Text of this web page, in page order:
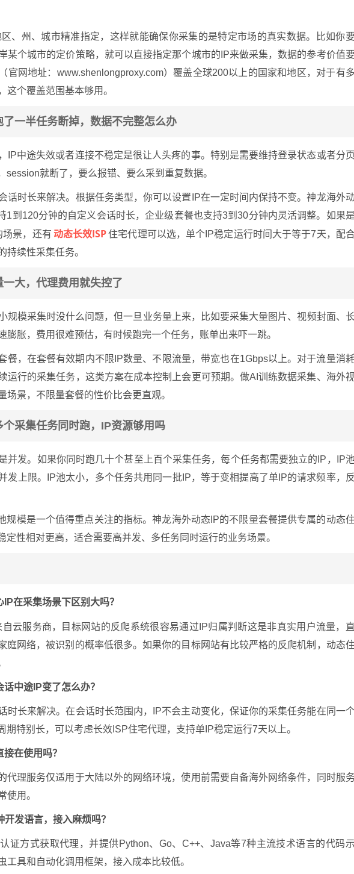
、州、城市精准指定，这样就能确保你采集的是特定市场的真实数据。比如你
某个城市的定价策略，就可以直接指定那个城市的IP来做采集，数据的参考价值
官网地址：www.shenlongproxy.com）覆盖全球200以上的国家和地区，对于有多
这个覆盖范围基本够用。
一半任务断掉，数据不完整怎么办
IP中途失效或者连接不稳定是很让人头疼的事。特别是需要维持登录状态或者分页
session就断了，要么报错、要么采到重复数据。
话时长来解决。根据任务类型，你可以设置IP在一定时间内保持不变。神龙海外动
1到120分钟的自定义会话时长，企业级套餐也支持3到30分钟内灵活调整。如果是
场景，还有 动态长效ISP住宅代理可以选，单个IP稳定运行时间大于等于7天，配
持续性采集任务。
大，代理费用就失控了
规模采集时没什么问题，但一旦业务量上来，比如要采集大量图片、视频封面、长
膨胀，费用很难预估，有时候跑完一个任务，账单出来吓一跳。
餐，在套餐有效期内不限IP数量、不限流量，带宽也在1Gbps以上。对于流量消
运行的采集任务，这类方案在成本控制上会更可预期。做AI训练数据采集、海外
场景，不限量套餐的性价比会更直观。
采集任务同时跑，IP资源够用吗
并发。如果你同时跑几十个甚至上百个采集任务，每个任务都需要独立的IP，IP
发上限。IP池太小，多个任务共用同一批IP，等于变相提高了单IP的请求频率，反
规模是一个值得重点关注的指标。神龙海外动态IP的不限量套餐提供专属的动态
定性相对更高，适合需要高并发、多任务同时运行的业务场景。
在采集场景下区别大吗？
自云服务商，目标网站的反爬系统很容易通过IP归属判断这是非真实用户流量，直
庭网络，被识别的概率低很多。如果你的目标网站有比较严格的反爬机制，动态
中途IP变了怎么办？
时长来解决。在会话时长范围内，IP不会主动变化，保证你的采集任务能在同一
期特别长，可以考虑长效ISP住宅代理，支持单IP稳定运行7天以上。
在使用吗？
代理服务仅适用于大陆以外的网络环境，使用前需要自备海外网络条件，同时服务
使用。
发语言，接入麻烦吗？
证方式获取代理，并提供Python、Go、C++、Java等7种主流技术语言的代码示
工具和自动化调用框架，接入成本比较低。